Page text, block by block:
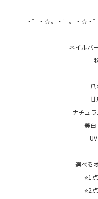
・゜・☆。・゜。・☆・
ネイルバ
ナチュ
美白
選べる
⭐1
⭐2